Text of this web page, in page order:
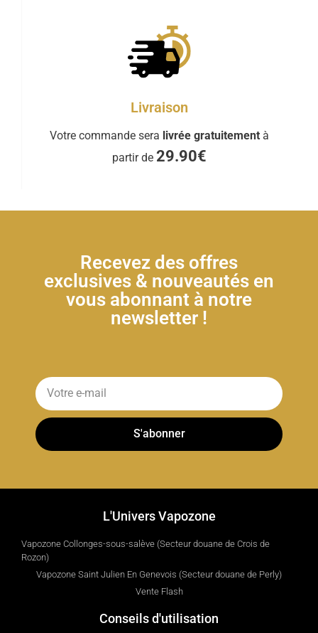
Livraison
Votre commande sera livrée gratuitement à
partir de 29.90€
Recevez des offres
exclusives & nouveautés en
vous abonnant à notre
newsletter !
S'abonner
L'Univers Vapozone
Vapozone Collonges-sous-salève (Secteur douane de Crois de
Rozon)
Vapozone Saint Julien En Genevois (Secteur douane de Perly)
Vente Flash
Conseils d'utilisation